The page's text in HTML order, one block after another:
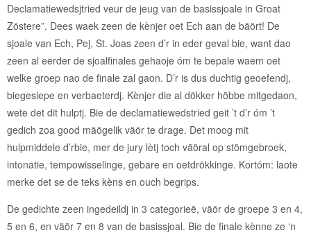
Declamatiewedsjtried veur de jeug van de basissjoale in Groat
Zöstere”. Dees waek zeen de kènjer oet Ech aan de bäört! De
sjoale van Ech, Pej, St. Joas zeen d’r in eder geval bie, want dao
zeen al eerder de sjoalfinales gehaoje óm te bepale waem oet
welke groep nao de finale zal gaon. D’r is dus duchtig geoefendj,
biegeslepe en verbaeterdj. Kènjer die al dökker höbbe mitgedaon,
wete det dit hulptj. Bie de declamatiewedstried geit ’t d’r óm ’t
gedich zoa good mäögelik väör te drage. Det moog mit
hulpmiddele d’rbie, mer de jury lètj toch väöral op stömgebroek,
intonatie, tempowisselinge, gebare en oetdrökkinge. Kortóm: laote
merke det se de teks kèns en ouch begrips.
De gedichte zeen ingedeildj in 3 categorieë, väör de groepe 3 en 4,
5 en 6, en väör 7 en 8 van de basissjoal. Bie de finale kènne ze ‘n